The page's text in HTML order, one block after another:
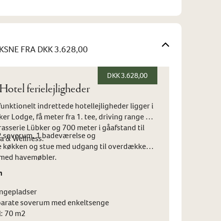
FRA DKK 3.628,00
ferielejligheder
indrettede hotellejligheder ligger i
Lodge, få meter fra 1. tee, driving range og
Lübker og 700 meter i gåafstand til
& Wellness.
soverum, 1 badeværelse og
og stue med udgang til overdækket
havemøbler.
soverum med enkeltsenge
70 m2
DKK 3.628,00